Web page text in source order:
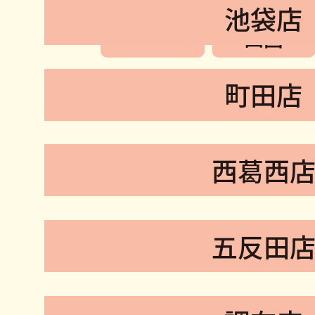
池袋店
町田店
西葛西店
五反田店